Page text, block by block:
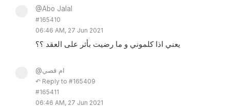
@Abo Jalal
#165410
06:46 AM, 27 Jun 2021
يعني اذا كلموني و ما رضيت بأثر على العقد ؟؟
@ام قصي
↶ Reply to #165409
#165411
06:46 AM, 27 Jun 2021